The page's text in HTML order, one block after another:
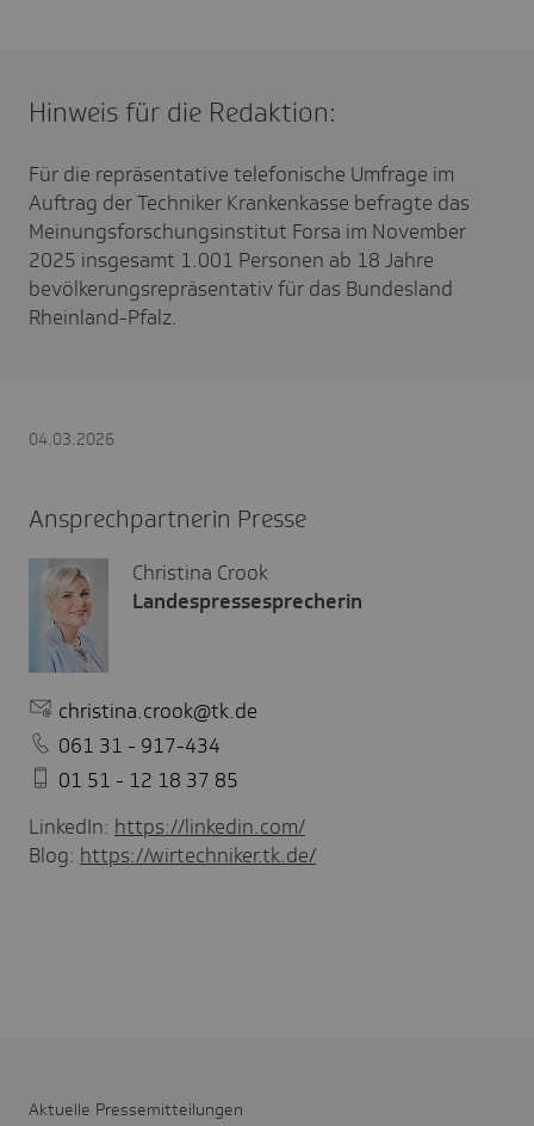
Hinweis für die Redaktion:
Für die repräsentative telefonische Umfrage im
Auftrag der Techniker Krankenkasse befragte das
Meinungsforschungsinstitut Forsa im November
2025 insgesamt 1.001 Personen ab 18 Jahre
bevölkerungsrepräsentativ für das Bundesland
Rheinland-Pfalz.
04.03.2026
Ansprechpartnerin Presse
Christina Crook
Landespressesprecherin
christina.crook@tk.de
061 31 - 917-434
01 51 - 12 18 37 85
LinkedIn: https://linkedin.com/
Blog: https://wirtechniker.tk.de/
Aktu­elle Pres­se­mit­tei­lungen